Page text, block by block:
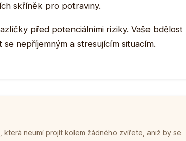
skříněk pro potraviny.
před potenciálními riziky. Vaše bdělost
nepříjemným a stresujícím situacím.
která neumí projít kolem žádného zvířete, aniž by se